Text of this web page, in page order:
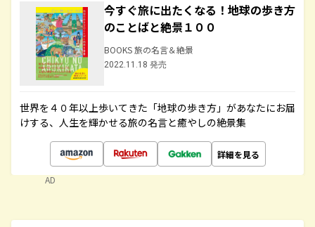
今すぐ旅に出たくなる！地球の歩き方
のことばと絶景１００
BOOKS 旅の名言＆絶景
2022.11.18 発売
世界を４０年以上歩いてきた「地球の歩き方」があなたにお届
けする、人生を輝かせる旅の名言と癒やしの絶景集
詳細を見る
AD